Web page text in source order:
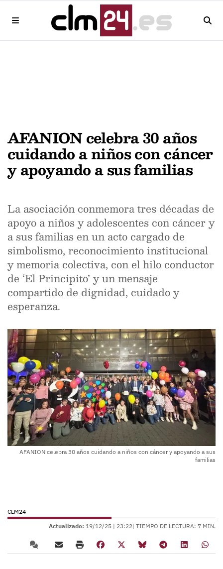
AFANION celebra 30 años
cuidando a niños con cáncer
y apoyando a sus familias
La asociación conmemora tres décadas de
apoyo a niños y adolescentes con cáncer y
a sus familias en un acto cargado de
simbolismo, reconocimiento institucional
y memoria colectiva, con el hilo conductor
de ‘El Principito’ y un mensaje
compartido de dignidad, cuidado y
esperanza.
AFANION celebra 30 años cuidando a niños con cáncer y apoyando a sus
familias
CLM24
Actualizado: 19/12/25 | 23:22| TIEMPO DE LECTURA: 7 MIN.